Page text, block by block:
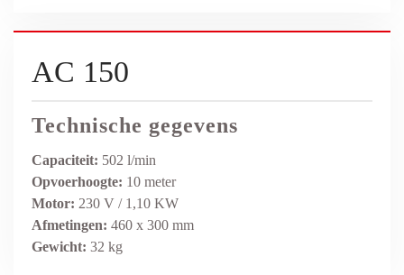
AC 150
Technische gegevens
Capaciteit: 502 l/min
Opvoerhoogte: 10 meter
Motor: 230 V / 1,10 KW
Afmetingen: 460 x 300 mm
Gewicht: 32 kg